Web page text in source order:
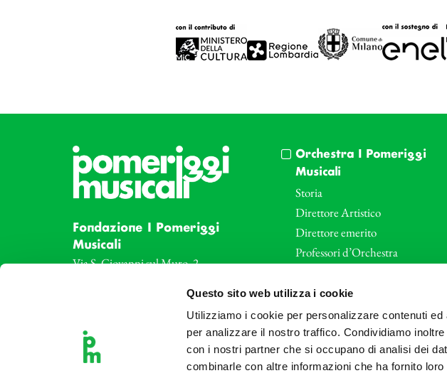
Questo sito web utilizza i cookie
Utilizziamo i cookie per personalizzare contenuti
per analizzare il nostro traffico. Condividiamo
con i nostri partner che si occupano di analisi dei
combinarle con altre informazioni che ha fornito
Fondazione I Pomeriggi
Musicali
Via S. Giovanni sul Muro, 2
Tel: +39 02 87905
Teatro Dal Verme
Orchestra I Pomeriggi
Musicali
Storia
Direttore Artistico
Direttore emerito
Professori d’Orchestra
Le sale
Art Bonus